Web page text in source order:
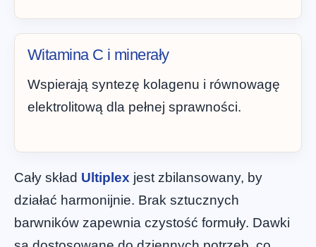
Witamina C i minerały
Wspierają syntezę kolagenu i równowagę
elektrolitową dla pełnej sprawności.
Cały skład Ultiplex jest zbilansowany, by
działać harmonijnie. Brak sztucznych
barwników zapewnia czystość formuły. Dawki